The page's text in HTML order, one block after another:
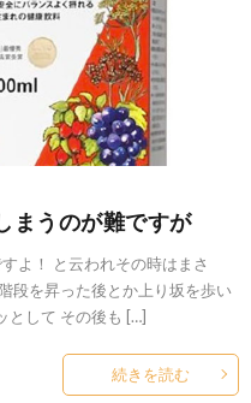
まうのが難ですが
よ！ と云われその時はまさ
段を昇った後とか上り坂を歩い
として その後も […]
続きを読む